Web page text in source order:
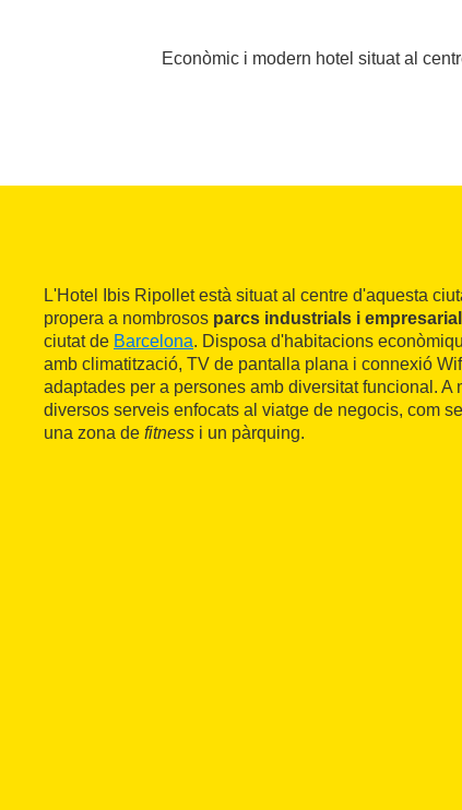
Econòmic i modern hotel situat al
L'Hotel Ibis Ripollet està situat al centre d'aquesta
propera a nombrosos parcs industrials i
ciutat de Barcelona. Disposa d'habitacions
amb climatització, TV de pantalla plana i connexió
adaptades per a persones amb diversitat funcional. A
diversos serveis enfocats al viatge de negocis, com
una zona de fitness i un pàrquing.